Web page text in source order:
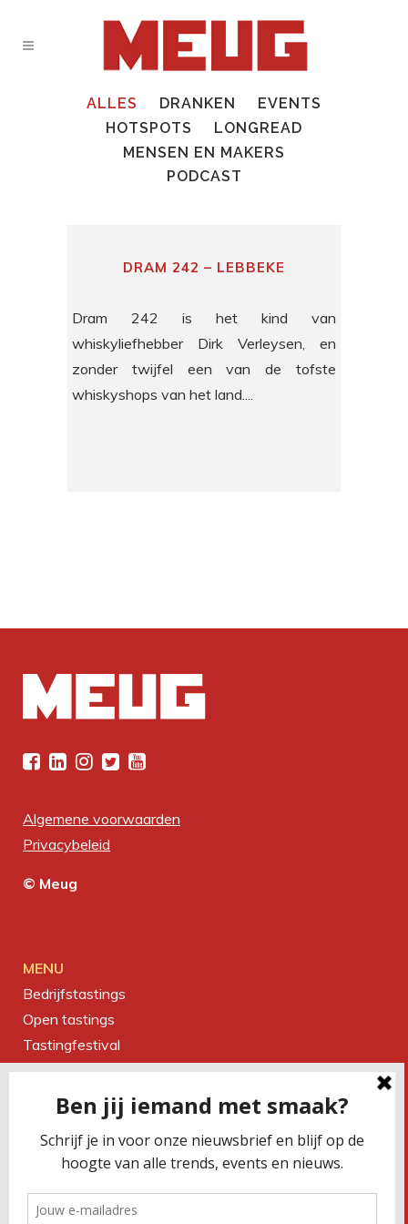
ALLES DRANKEN
EVENTS
HOTSPOTS
LONGREAD
MENSEN EN MAKERS
PODCAST
DRAM 242 – LEBBEKE
Dram 242 is het kind van
whiskyliefhebber Dirk Verleysen, en
zonder twijfel een van de tofste
whiskyshops van het land....
Algemene voorwaarden
Privacybeleid
© Meug
MENU
Bedrijfstastings
Open tastings
Tastingfestival
Magazine
Over ons
CONTACTEER ONS